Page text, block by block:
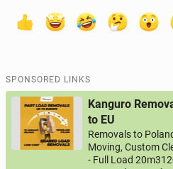
SPONSORED LINKS
Kanguro
to EU
Removals to
Moving, Custom
- Full Load